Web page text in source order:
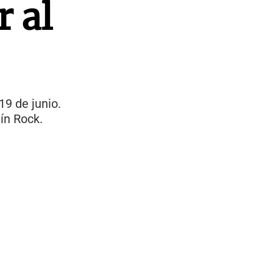
al
de junio.
Rock.